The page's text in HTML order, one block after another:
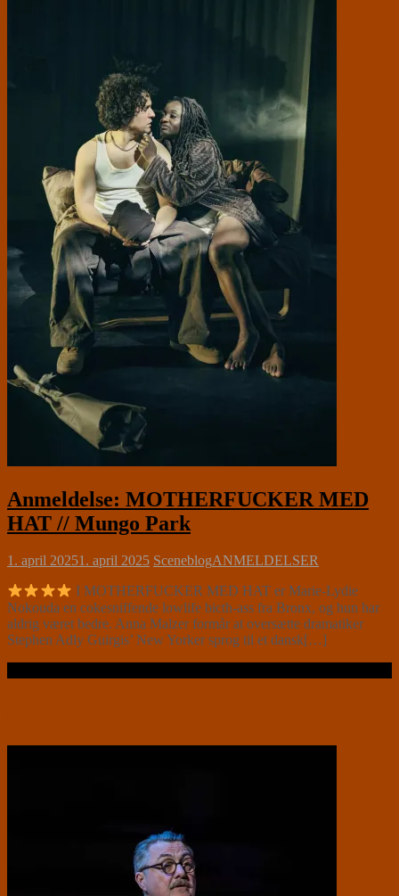
Anmeldelse: MOTHERFUCKER MED
HAT // Mungo Park
1. april 20251. april 2025 SceneblogANMELDELSER
I MOTHERFUCKER MED HAT er Marie-Lydie
Nokouda en cokesniffende lowlife bicth-ass fra Bronx, og hun har
aldrig været bedre. Anna Malzer formår at oversætte dramatiker
Stephen Adly Guirgis’ New Yorker sprog til et dansk[…]